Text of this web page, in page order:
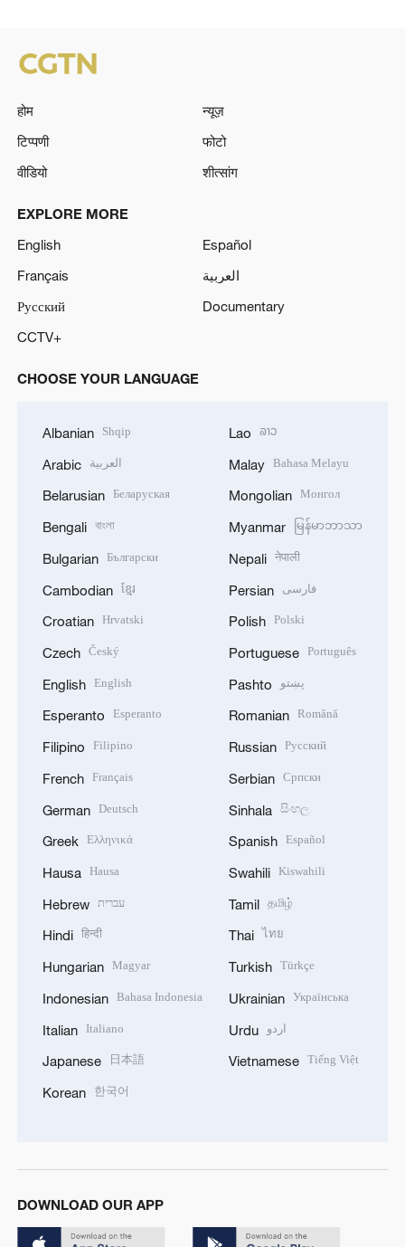
होम
न्यूज़
टिप्पणी
फोटो
वीडियो
शीत्सांग
EXPLORE MORE
English
Español
Français
العربية
Русский
Documentary
CCTV+
CHOOSE YOUR LANGUAGE
Albanian Shqip
Arabic العربية
Belarusian Беларуская
Bengali বাংলা
Bulgarian Български
Cambodian ខ្មែរ
Croatian Hrvatski
Czech Český
English English
Esperanto Esperanto
Filipino Filipino
French Français
German Deutsch
Greek Ελληνικά
Hausa Hausa
Hebrew עברית
Hindi हिन्दी
Hungarian Magyar
Indonesian Bahasa Indonesia
Italian Italiano
Japanese 日本語
Korean 한국어
Lao ລາວ
Malay Bahasa Melayu
Mongolian Монгол
Myanmar မြန်မာဘာသာ
Nepali नेपाली
Persian فارسی
Polish Polski
Portuguese Português
Pashto پښتو
Romanian Română
Russian Русский
Serbian Српски
Sinhala සිංහල
Spanish Español
Swahili Kiswahili
Tamil தமிழ்
Thai ไทย
Turkish Türkçe
Ukrainian Українська
Urdu اردو
Vietnamese Tiếng Việt
DOWNLOAD OUR APP